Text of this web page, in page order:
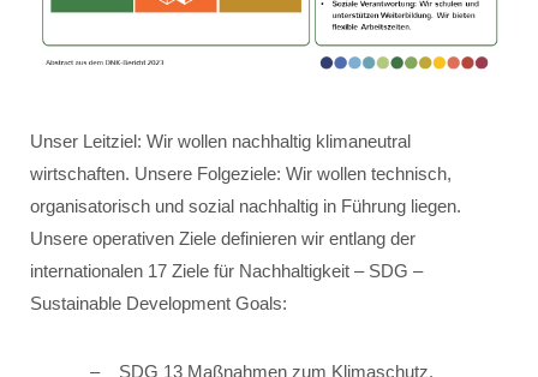
Unser Leitziel: Wir wollen nachhaltig klimaneutral
wirtschaften. Unsere Folgeziele: Wir wollen technisch,
organisatorisch und sozial nachhaltig in Führung liegen.
Unsere operativen Ziele definieren wir entlang der
internationalen 17 Ziele für Nachhaltigkeit – SDG –
Sustainable Development Goals:
SDG 13 Maßnahmen zum Klimaschutz.